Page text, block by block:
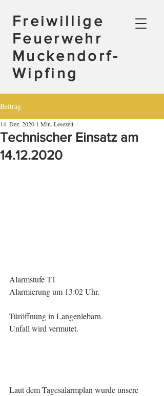
Freiwillige
Feuerwehr
Muckendorf-
Wipfing
Beitrag
Technischer Einsatz am
14.12.2020
14. Dez. 2020 1 Min. Lesezeit
Alarmstufe T1
Alarmierung um 13:02 Uhr.
Türöffnung in Langenlebarn.
Unfall wird vermutet.
Laut dem Tagesalarmplan wurde unsere